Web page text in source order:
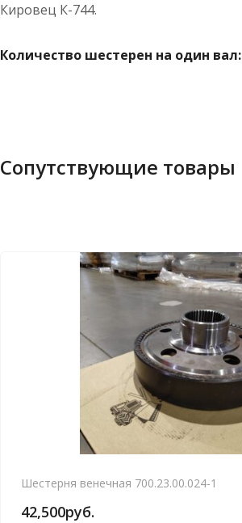
Кировец К-744.
Количество шестерен на один вал:
Сопутствующие товары
Шестерня венечная 700.23.00.024-1
42,500руб.